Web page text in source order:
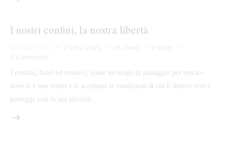
I nostri confini, la nostra libertà
25/04/2022 Views
Likes
Comments
I confini, fisici ed emotivi, come un luogo di passaggio per entrare
dove si è ben voluti e si accettano le condizioni di chi lì dentro vive e
protegge così la sua identità.